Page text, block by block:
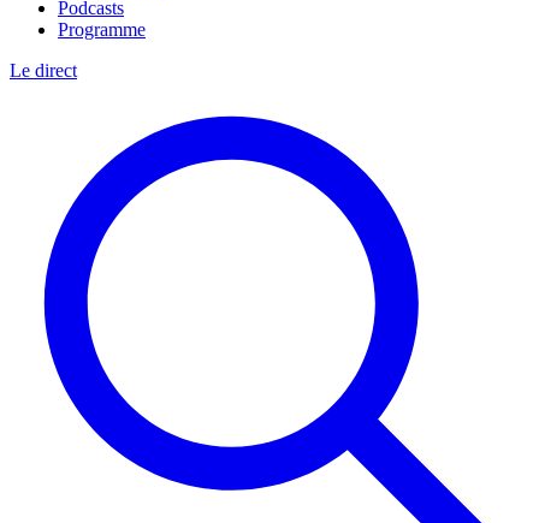
Podcasts
Programme
Le direct